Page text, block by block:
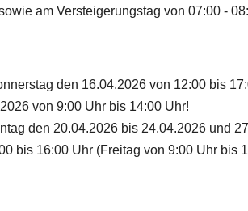
am Versteigerungstag von 07:00 -
den 16.04.2026 von 12:00 bis
von 9:00 Uhr bis 14:00 Uhr!
den 20.04.2026 bis 24.04.2026 und
bis 16:00 Uhr (Freitag von 9:00 Uhr bis